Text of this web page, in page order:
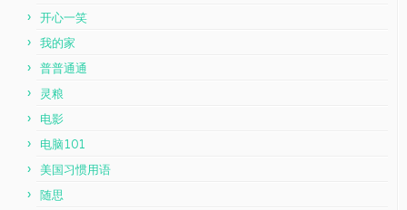
开心一笑
我的家
普普通通
灵粮
电影
电脑101
美国习惯用语
随思